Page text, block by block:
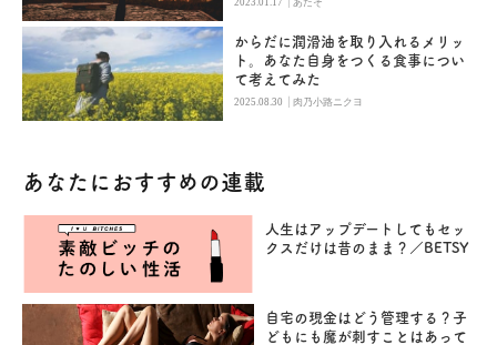
からだに潤滑油を取り入れるメリッ
ト。あなた自身をつくる食事につい
て考えてみた
2025.08.30 |肉乃小路ニクヨ
あなたにおすすめの連載
人生はアップデートしてもセッ
クスだけは昔のまま？／BETSY
自宅の現金はどう管理する？子
どもにも魔が刺すことはあって